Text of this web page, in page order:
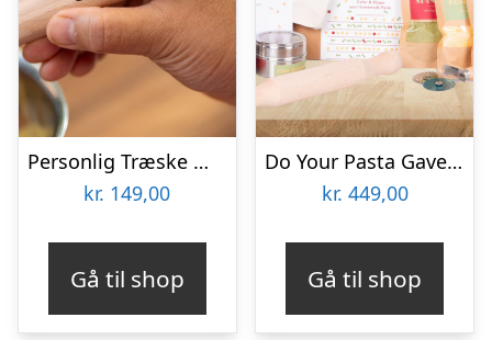
Personlig Træske med Lang Tekst
kr. 149,00
Gå til shop
Do Your Pasta Gaveæske
kr. 449,00
Gå til shop